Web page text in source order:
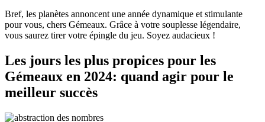
Bref, les planètes annoncent une année dynamique et stimulante
pour vous, chers Gémeaux. Grâce à votre souplesse légendaire,
vous saurez tirer votre épingle du jeu. Soyez audacieux !
Les jours les plus propices pour les
Gémeaux en 2024: quand agir pour le
meilleur succès